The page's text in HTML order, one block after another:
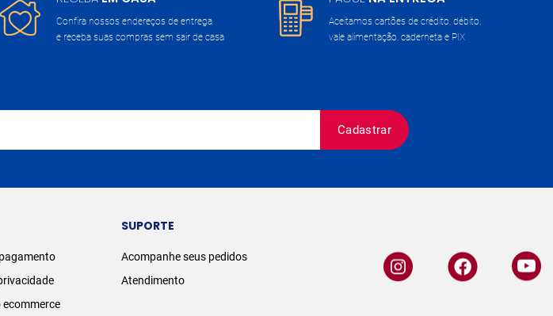
Confira nossos endereços de entrega
e receba suas compras sem sair de casa
Aceitamos cartões de crédito, débito,
vale alimentação, caderneta e PIX
Cadastrar
SUPORTE
Acompanhe seus pedidos
Atendimento